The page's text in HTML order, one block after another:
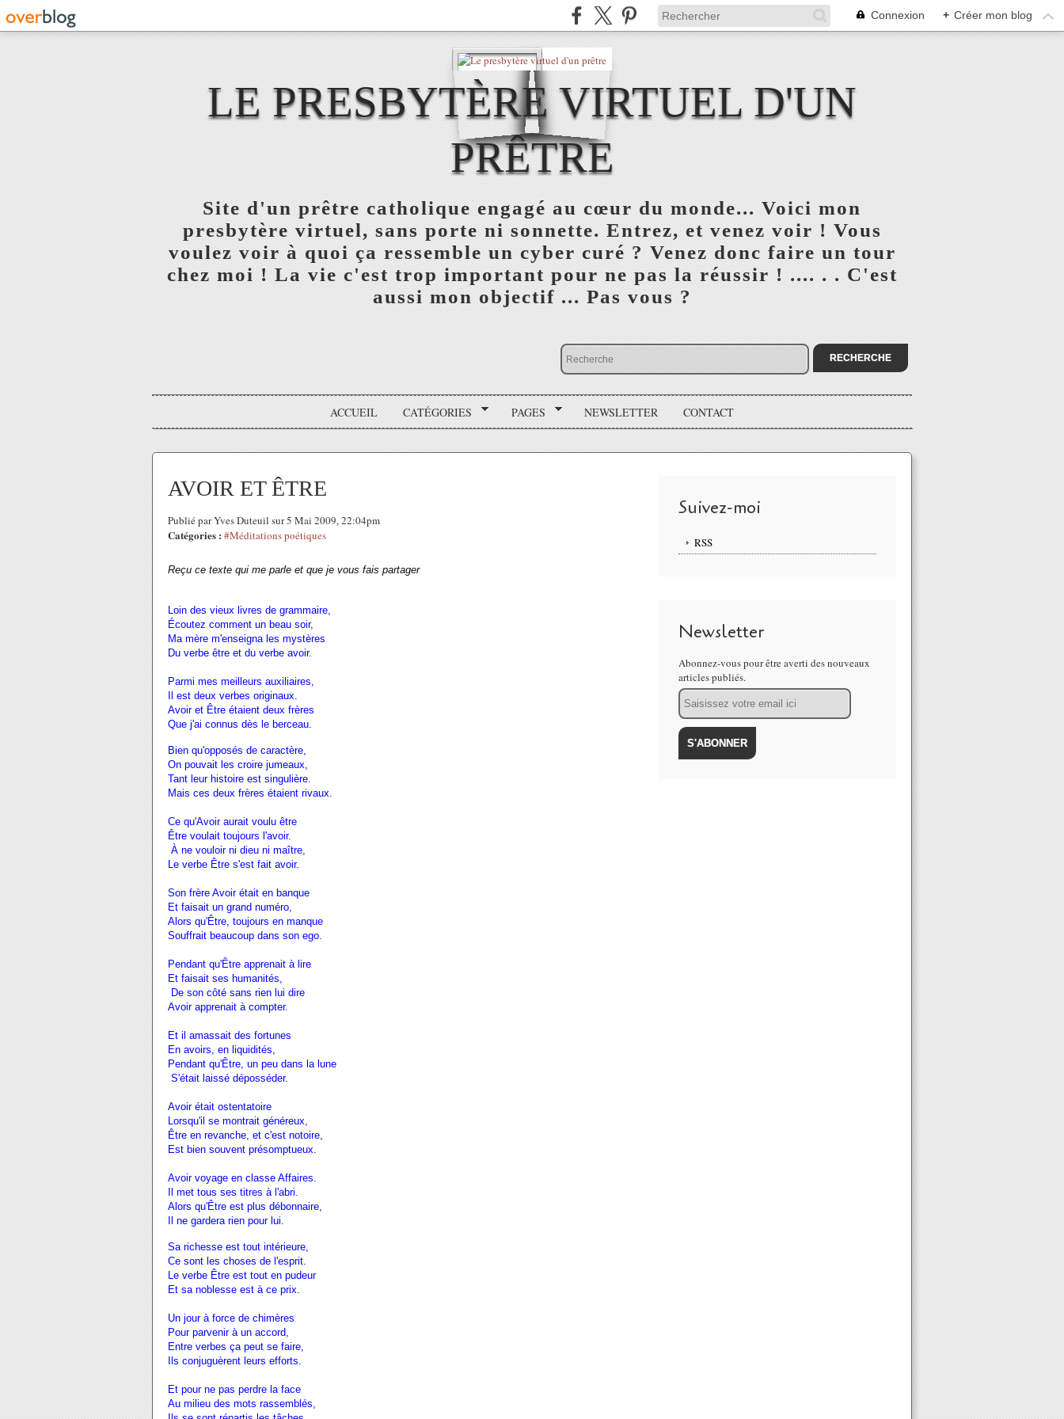
Connexion + Créer mon blog
LE PRESBYTÈRE VIRTUEL D'UN
PRÊTRE
Site d'un prêtre catholique engagé au cœur du monde... Voici mon
presbytère virtuel, sans porte ni sonnette. Entrez, et venez voir ! Vous
voulez voir à quoi ça ressemble un cyber curé ? Venez donc faire un tour
chez moi ! La vie c'est trop important pour ne pas la réussir ! .... . . C'est
aussi mon objectif ... Pas vous ?
ACCUEIL CATÉGORIES PAGES NEWSLETTER CONTACT
AVOIR ET ÊTRE
Publié par Yves Duteuil sur 5 Mai 2009, 22:04pm
Catégories : #Méditations poétiques
Reçu ce texte qui me parle et que je vous fais partager
Loin des vieux livres de grammaire,
Écoutez comment un beau soir,
Ma mère m'enseigna les mystères
Du verbe être et du verbe avoir.
Parmi mes meilleurs auxiliaires,
Il est deux verbes originaux.
Avoir et Être étaient deux frères
Que j'ai connus dès le berceau.
Bien qu'opposés de caractère,
On pouvait les croire jumeaux,
Tant leur histoire est singulière.
Mais ces deux frères étaient rivaux.
Ce qu'Avoir aurait voulu être
Être voulait toujours l'avoir.
À ne vouloir ni dieu ni maître,
Le verbe Être s'est fait avoir.
Son frère Avoir était en banque
Et faisait un grand numéro,
Alors qu'Être, toujours en manque
Souffrait beaucoup dans son ego.
Pendant qu'Être apprenait à lire
Et faisait ses humanités,
De son côté sans rien lui dire
Avoir apprenait à compter.
Et il amassait des fortunes
En avoirs, en liquidités,
Pendant qu'Être, un peu dans la lune
S'était laissé déposséder.
Avoir était ostentatoire
Lorsqu'il se montrait généreux,
Être en revanche, et c'est notoire,
Est bien souvent présomptueux.
Avoir voyage en classe Affaires.
Il met tous ses titres à l'abri.
Alors qu'Être est plus débonnaire,
Il ne gardera rien pour lui.
Sa richesse est tout intérieure,
Ce sont les choses de l'esprit.
Le verbe Être est tout en pudeur
Et sa noblesse est à ce prix.
Un jour à force de chimères
Pour parvenir à un accord,
Entre verbes ça peut se faire,
Ils conjuguèrent leurs efforts.
Et pour ne pas perdre la face
Au milieu des mots rassemblés,
Suivez-moi
RSS
Newsletter
Abonnez-vous pour être averti des nouveaux
articles publiés.
Email